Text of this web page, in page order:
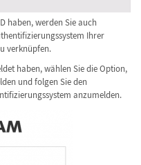
haben, werden Sie auch
Ihrer
verknüpfen.
haben, wählen Sie die Option,
und folgen Sie den
anzumelden.